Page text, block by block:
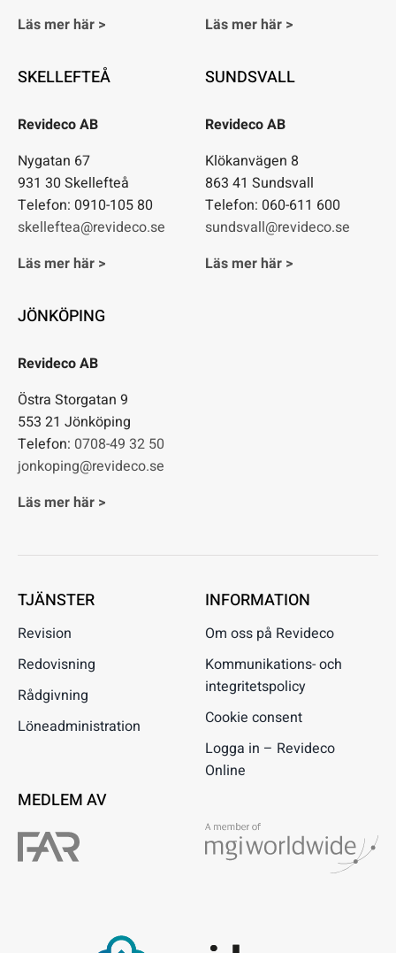
Läs mer här >
Läs mer här >
SKELLEFTEÅ
Revideco AB
Nygatan 67
931 30 Skellefteå
Telefon: 0910-105 80
skelleftea@revideco.se
Läs mer här >
SUNDSVALL
Revideco AB
Klökanvägen 8
863 41 Sundsvall
Telefon: 060-611 600
sundsvall@revideco.se
Läs mer här >
JÖNKÖPING
Revideco AB
Östra Storgatan 9
553 21 Jönköping
Telefon: 0708-49 32 50
jonkoping@revideco.se
Läs mer här >
TJÄNSTER
Revision
Redovisning
Rådgivning
Löneadministration
INFORMATION
Om oss på Revideco
Kommunikations- och
integritetspolicy
Cookie consent
Logga in – Revideco
Online
MEDLEM AV